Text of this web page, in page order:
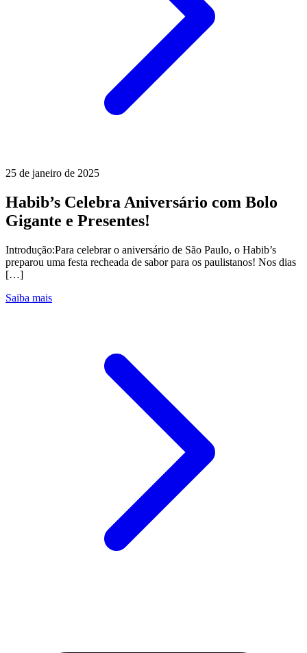
25 de janeiro de 2025
Habib’s Celebra Aniversário com Bolo
Gigante e Presentes!
Introdução:Para celebrar o aniversário de São Paulo, o Habib’s
preparou uma festa recheada de sabor para os paulistanos! Nos dias
[…]
Saiba mais